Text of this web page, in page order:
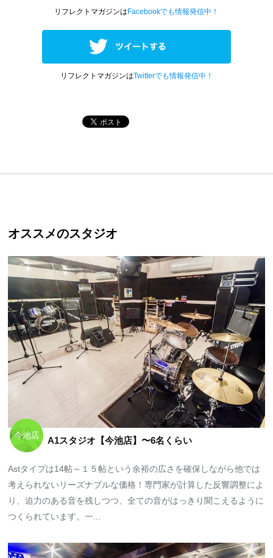
リフレクトマガジンは Facebookでも情報発信中！
リフレクトマガジンはTwitterでも情報発信中！
オススメのスタジオ
今池店 A1スタジオ【今池店】〜6名くらい
Astタイプは14帖～１５帖という余裕の広さを確保しながら他では
考えられないリーズナブルな価格！専門家が計算した反響調整によ
り、迫力のある音を残しつつ、全ての音がはっきり聞こえるように
つくられています。一...